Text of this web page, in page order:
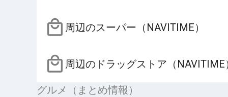
周辺のスーパー（NAVITIME）
周辺のドラッグストア（NAVITIME
グルメ（まとめ情報）